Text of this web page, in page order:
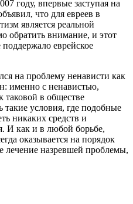
году, впервые заступая на
что для евреев в
является реальной
обратить внимание, и этот
еврейское
на проблему ненависти как
именно с ненавистью,
таковой в обществе
такие условия, где подобные
никаких средств и
И как и в любой борьбе,
оказывается на порядок
лечение назревшей проблемы,